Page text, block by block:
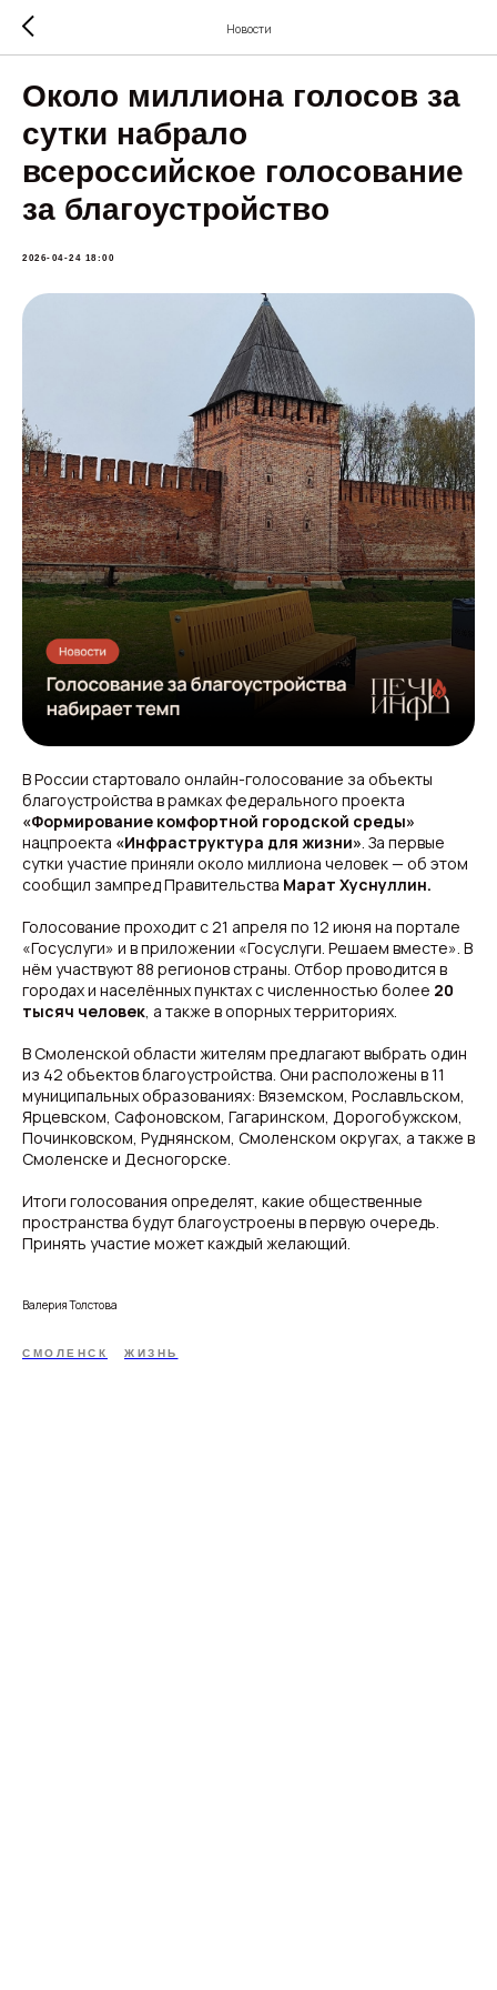
Новости
Около миллиона голосов за
сутки набрало
всероссийское голосование
за благоустройство
2026-04-24 18:00
В России стартовало онлайн-голосование за объекты
благоустройства в рамках федерального проекта
«Формирование комфортной городской среды»
нацпроекта «Инфраструктура для жизни». За первые
сутки участие приняли около миллиона человек — об этом
сообщил зампред Правительства Марат Хуснуллин.
Голосование проходит с 21 апреля по 12 июня на портале
«Госуслуги» и в приложении «Госуслуги. Решаем вместе». В
нём участвуют 88 регионов страны. Отбор проводится в
городах и населённых пунктах с численностью более 20
тысяч человек, а также в опорных территориях.
В Смоленской области жителям предлагают выбрать один
из 42 объектов благоустройства. Они расположены в 11
муниципальных образованиях: Вяземском, Рославльском,
Ярцевском, Сафоновском, Гагаринском, Дорогобужском,
Починковском, Руднянском, Смоленском округах, а также в
Смоленске и Десногорске.
Итоги голосования определят, какие общественные
пространства будут благоустроены в первую очередь.
Принять участие может каждый желающий.
Валерия Толстова
СМОЛЕНСК ЖИЗНЬ